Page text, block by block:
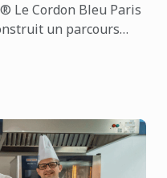
Le Cordon Bleu Paris
un parcours